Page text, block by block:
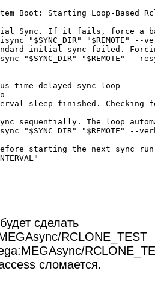
Boot: Starting Loop-Based
Sync. If it fails, force a
"$SYNC_DIR" "$REMOTE" --
initial sync failed.
"$SYNC_DIR" "$REMOTE" --
time-delayed sync loop
sleep finished. Checking
sequentially. The loop
"$SYNC_DIR" "$REMOTE" --
starting the next sync run
сделать
RCLONE_TEST
сломается.